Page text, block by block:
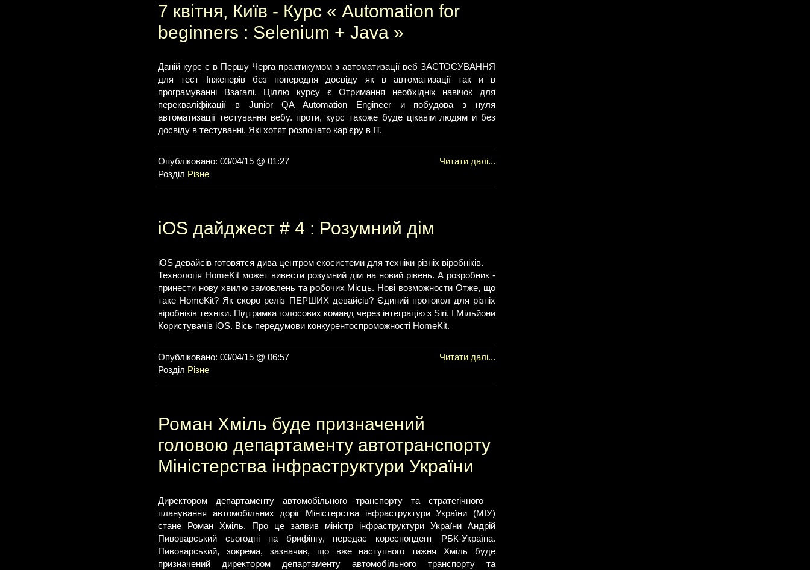
7 квітня, Київ - Курс « Automation for
beginners : Selenium + Java »
Даній курс є в Першу Черга практикумом з автоматизації веб ЗАСТОСУВАННЯ
для тест Інженерів без попередня досвіду як в автоматизації так и в
програмуванні Взагалі. Ціллю курсу є Отримання необхідніх навічок для
перекваліфікації в Junior QA Automation Engineer и побудова з нуля
автоматизації тестування вебу. проти, курс такоже буде цікавім людям и без
досвіду в тестуванні, Які хотят розпочато кар'єру в ІТ.
Опубліковано: 03/04/15 @ 01:27
Розділ Різне
Читати далі...
iOS дайджест # 4 : Розумний дім
iOS девайсів готовятся дива центром екосистеми для техніки різніх віробніків.
Технологія HomeKit может вивести розумний дім на новий рівень. А розробник -
принести нову хвилю замовлень та робочих Місць. Нові возможности Отже, що
таке HomeKit? Як скоро реліз ПЕРШИХ девайсів? Єдиний протокол для різніх
віробніків техніки. Підтримка голосових команд через інтеграцію з Siri. І Мільйони
Користувачів iOS. Вісь передумови конкурентоспроможності HomeKit.
Опубліковано: 03/04/15 @ 06:57
Розділ Різне
Читати далі...
Роман Хміль буде призначений
головою департаменту автотранспорту
Міністерства інфраструктури України
Директором департаменту автомобільного транспорту та стратегічного
планування автомобільних доріг Міністерства інфраструктури України (МІУ)
стане Роман Хміль. Про це заявив міністр інфраструктури України Андрій
Пивоварський сьогодні на брифінгу, передає кореспондент РБК-Україна.
Пивоварський, зокрема, зазначив, що вже наступного тижня Хміль буде
призначений директором департаменту автомобільного транспорту та